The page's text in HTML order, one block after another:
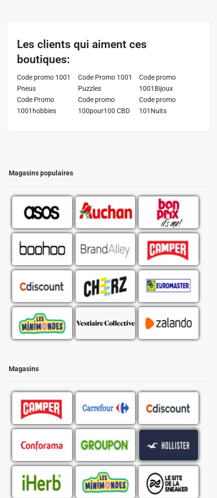
Magasins populaires
Magasins
Les clients qui aiment ces
boutiques:
Code promo 1001
Pneus
Code Promo 1001
Puzzles
Code promo
1001Bijoux
Code Promo
1001hobbies
Code promo
100pour100 CBD
Code promo
101Nuits